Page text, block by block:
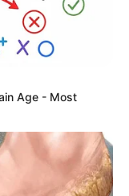
Age - Most